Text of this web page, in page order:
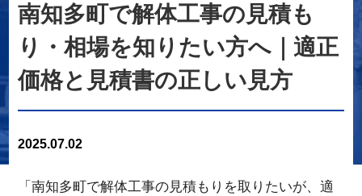
南知多町で解体工事の見積も
り・相場を知りたい方へ｜適正
価格と見積書の正しい見方
2025.07.02
「南知多町で解体工事の見積もりを取りたいが、適